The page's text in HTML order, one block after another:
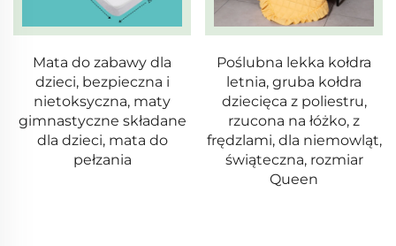
Mata do zabawy dla
dzieci, bezpieczna i
nietoksyczna, maty
gimnastyczne składane
dla dzieci, mata do
pełzania
Poślubna lekka kołdra
letnia, gruba kołdra
dziecięca z poliestru,
rzucona na łóżko, z
frędzlami, dla niemowląt,
świąteczna, rozmiar
Queen